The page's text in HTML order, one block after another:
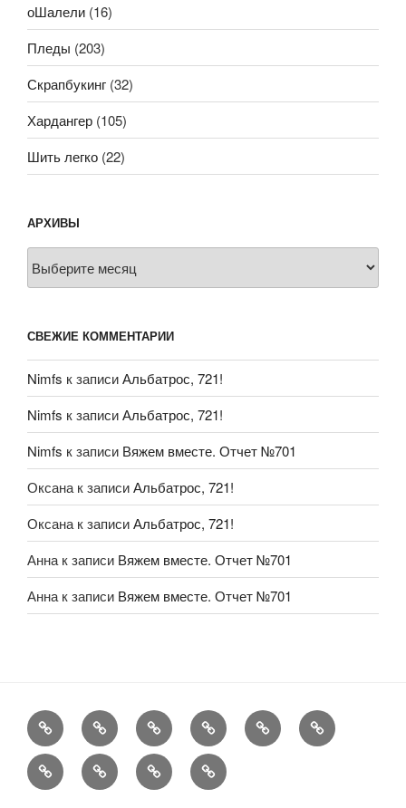
оШалели (16)
Пледы (203)
Скрапбукинг (32)
Хардангер (105)
Шить легко (22)
АРХИВЫ
СВЕЖИЕ КОММЕНТАРИИ
Nimfs к записиАльбатрос, 721!
Nimfs к записиАльбатрос, 721!
Nimfs к записи Вяжем вместе. Отчет №701
Оксана к записиАльбатрос, 721!
Оксана к записиАльбатрос, 721!
Анна к записи Вяжем вместе. Отчет №701
Анна к записи Вяжем вместе. Отчет №701
FAQ Рукоделие
А
еще
Мы КонкурсыОбменник
ХвастаемсяСтатьи Aukara
Shop
User
Profile